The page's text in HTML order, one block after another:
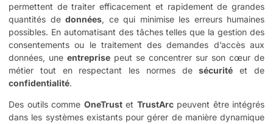
permettent de traiter efficacement et rapidement de grandes
quantités de données, ce qui minimise les erreurs humaines
possibles. En automatisant des tâches telles que la gestion des
consentements ou le traitement des demandes d’accès aux
données, une entreprise peut se concentrer sur son cœur de
métier tout en respectant les normes desécurité et de
confidentialité.
Des outils comme OneTrustet TrustArcpeuvent être intégrés
dans les systèmes existants pour gérer de manière dynamique